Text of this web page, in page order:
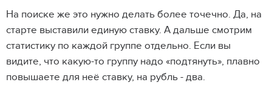
На поиске же это нужно делать более точечно. Да, на
старте выставили единую ставку. А дальше смотрим
статистику по каждой группе отдельно. Если вы
видите, что какую-то группу надо «подтянуть», плавно
повышаете для неё ставку, на рубль - два.